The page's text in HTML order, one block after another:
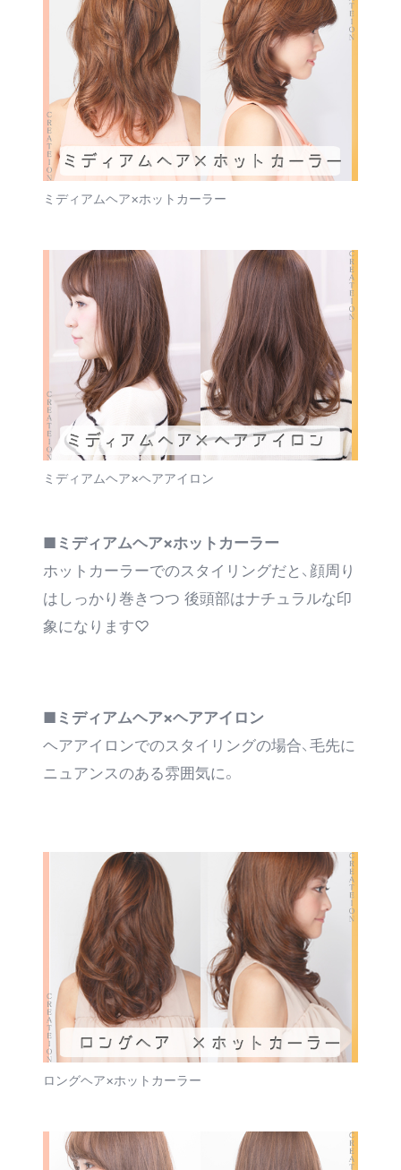
ミディアムヘア×ホットカーラー
ミディアムヘア×ヘアアイロン
■ミディアムヘア×ホットカーラー
ホットカーラーでのスタイリングだと、顔周り
はしっかり巻きつつ 後頭部はナチュラルな印
象になります♡
■ミディアムヘア×ヘアアイロン
ヘアアイロンでのスタイリングの場合、毛先に
ニュアンスのある雰囲気に。
ロングヘア×ホットカーラー